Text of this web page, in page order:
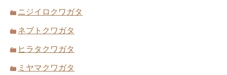
ニジイロクワガタ
ネブトクワガタ
ヒラタクワガタ
ミヤマクワガタ